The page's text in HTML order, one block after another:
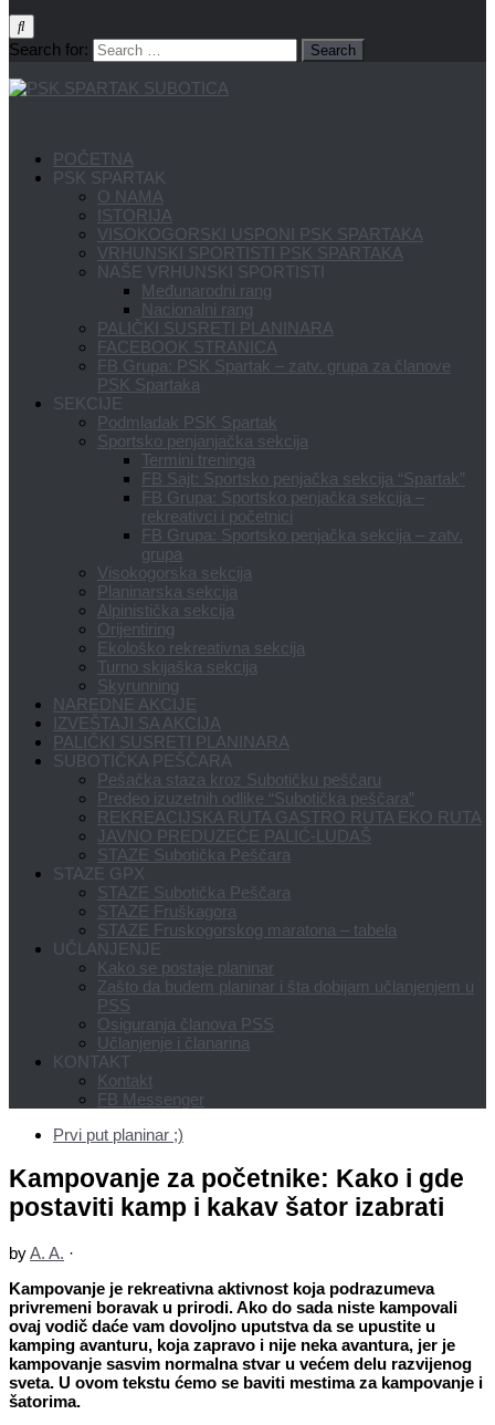
Search for:
POČETNA
PSK SPARTAK
O NAMA
ISTORIJA
VISOKOGORSKI USPONI PSK SPARTAKA
VRHUNSKI SPORTISTI PSK SPARTAKA
NAŠE VRHUNSKI SPORTISTI
Međunarodni rang
Nacionalni rang
PALIČKI SUSRETI PLANINARA
FACEBOOK STRANICA
FB Grupa: PSK Spartak – zatv. grupa za članove
PSK Spartaka
SEKCIJE
Podmladak PSK Spartak
Sportsko penjanjačka sekcija
Termini treninga
FB Sajt: Sportsko penjačka sekcija “Spartak”
FB Grupa: Sportsko penjačka sekcija –
rekreativci i početnici
FB Grupa: Sportsko penjačka sekcija – zatv.
grupa
Visokogorska sekcija
Planinarska sekcija
Alpinistička sekcija
Orijentiring
Ekološko rekreativna sekcija
Turno skijaška sekcija
Skyrunning
NAREDNE AKCIJE
IZVEŠTAJI SA AKCIJA
PALIČKI SUSRETI PLANINARA
SUBOTIČKA PEŠČARA
Pešačka staza kroz Subotičku peščaru
Predeo izuzetnih odlike “Subotička peščara”
REKREACIJSKA RUTA GASTRO RUTA EKO RUTA
JAVNO PREDUZEĆE PALIĆ-LUDAŠ
STAZE Subotička Peščara
STAZE GPX
STAZE Subotička Peščara
STAZE Fruškagora
STAZE Fruskogorskog maratona – tabela
UČLANJENJE
Kako se postaje planinar
Zašto da budem planinar i šta dobijam učlanjenjem u
PSS
Osiguranja članova PSS
Učlanjenje i članarina
KONTAKT
Kontakt
FB Messenger
Prvi put planinar ;)
Kampovanje za početnike: Kako i gde
postaviti kamp i kakav šator izabrati
byA. A. ·
Kampovanje je rekreativna aktivnost koja podrazumeva
privremeni boravak u prirodi. Ako do sada niste kampovali
ovaj vodič daće vam dovoljno uputstva da se upustite u
kamping avanturu, koja zapravo i nije neka avantura, jer je
kampovanje sasvim normalna stvar u većem delu razvijenog
sveta. U ovom tekstu ćemo se baviti mestima za kampovanje i
šatorima.